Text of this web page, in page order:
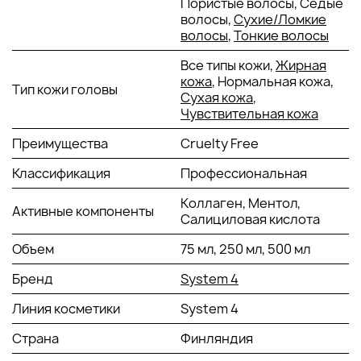
волосы, отшелушивает отмершие клетки кожи,
обеспечивает глубокий уход без раздражений и
Климбазол: снимает зуд, воспаления, способствует
здоровому росту волос.
Пироктон оламин: обладает противогрибковыми и
антимикробными свойствами, устраняет перхоть,
себорею, предотвращает их рецидив в будущем.
Гидрогенол: увлажняет и защищает от опасного
воздействия ультрафиолетовых лучей.
Ментол: освежает, охлаждает и снимает
раздражение, зуд. Создает ощущение полного
комфорта в области кожи головы. Улучшает
кровообращение, поддерживает здоровый рост
волосков.
Розмарин: укрепляет пряди, сглаживает их текстуру,
дезинфицирует. Борется с микробами и бактериями
на коже головы.
СПОСОБ РЕЗУЛЬТАТИВНОГО ПРИМЕНЕНИЯ SYSTEM 4
MILD CLIMBAZOLE SHAMPOO 3
волосы,Сухие/Ломкие
волосы,Тонкие волосы
Тип кожи головы
Все типы кожи,Жирная
кожа, Нормальная кожа,
Сухая кожа,
Чувствительная кожа
Преимущества
Cruelty Free
Классификация
Профессиональная
Активные компоненты
Коллаген, Ментол,
Салициловая кислота
Объем
75 мл, 250 мл, 500 мл
Бренд
System 4
Линия косметики
System 4
Страна
Финляндия